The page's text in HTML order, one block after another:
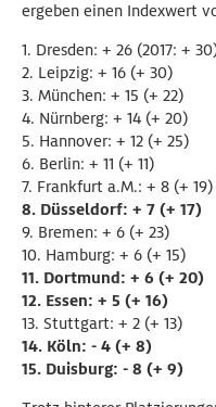
ergeben einen Indexwert
1. Dresden: + 26 (2017: +
2. Leipzig: + 16 (+ 30)
3. München: + 15 (+ 22)
4. Nürnberg: + 14 (+ 20)
5. Hannover: + 12 (+ 25)
6. Berlin: + 11 (+ 11)
7. Frankfurt a.M.: + 8 (+ 19)
8. Düsseldorf: + 7 (+ 17)
9. Bremen: + 6 (+ 23)
10. Hamburg: + 6 (+ 15)
11. Dortmund: + 6 (+ 20)
12. Essen: + 5 (+ 16)
13. Stuttgart: + 2 (+ 13)
14. Köln: - 4 (+ 8)
15. Duisburg: - 8 (+ 9)